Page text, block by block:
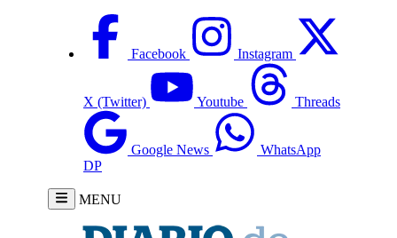
Facebook Instagram
X (Twitter) Youtube Threads
Google News
WhatsApp
DP
MENU